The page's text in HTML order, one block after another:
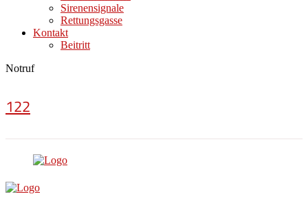
Sirenensignale
Rettungsgasse
Kontakt
Beitritt
Notruf
122